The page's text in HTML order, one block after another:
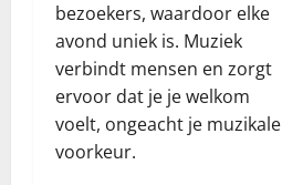
bezoekers, waardoor elke
avond uniek is. Muziek
verbindt mensen en zorgt
ervoor dat je je welkom
voelt, ongeacht je muzikale
voorkeur.